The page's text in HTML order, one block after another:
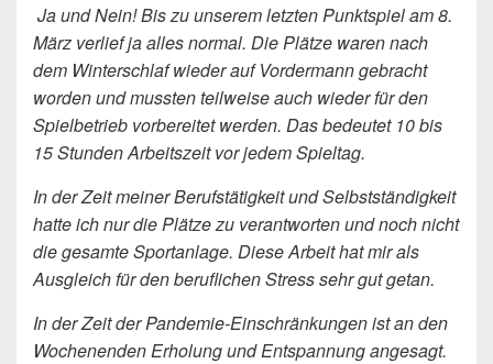
Ja und Nein! Bis zu unserem letzten Punktspiel am 8.
März verlief ja alles normal. Die Plätze waren nach
dem Winterschlaf wieder auf Vordermann gebracht
worden und mussten teilweise auch wieder für den
Spielbetrieb vorbereitet werden. Das bedeutet 10 bis
15 Stunden Arbeitszeit vor jedem Spieltag.
In der Zeit meiner Berufstätigkeit und Selbstständigkeit
hatte ich nur die Plätze zu verantworten und noch nicht
die gesamte Sportanlage. Diese Arbeit hat mir als
Ausgleich für den beruflichen Stress sehr gut getan.
In der Zeit der Pandemie-Einschränkungen ist an den
Wochenenden Erholung und Entspannung angesagt.